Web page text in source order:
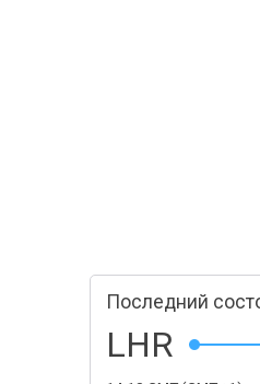
Последний
LHR